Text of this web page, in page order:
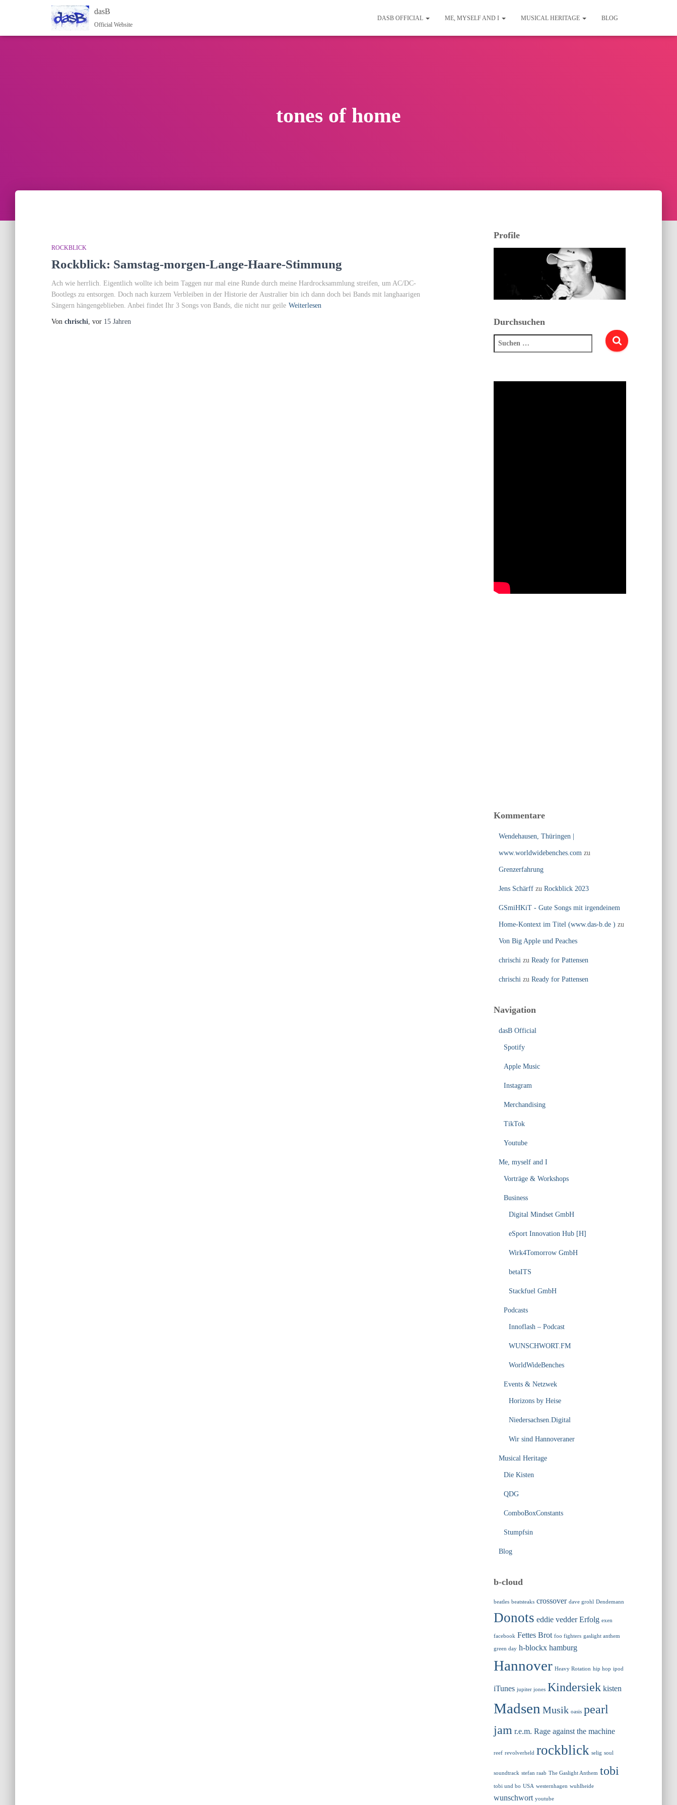
dasB
Official Website
DASB OFFICIAL ME, MYSELF AND I MUSICAL HERITAGE BLOG
tones of home
ROCKBLICK
Rockblick: Samstag-morgen-Lange-Haare-Stimmung
Ach wie herrlich. Eigentlich wollte ich beim Taggen nur mal eine Runde durch meine Hardrocksammlung streifen, um AC/DC-
Bootlegs zu entsorgen. Doch nach kurzem Verbleiben in der Historie der Australier bin ich dann doch bei Bands mit langhaarigen
Sängern hängengeblieben. Anbei findet Ihr 3 Songs von Bands, die nicht nur geile Weiterlesen
Von chrischi, vor 15 Jahren
Profile
Durchsuchen
Suchen
nach:
Kommentare
Wendehausen, Thüringen |
www.worldwidebenches.com zu
Grenzerfahrung
Jens Schärffzu Rockblick 2023
GSmiHKiT - Gute Songs mit irgendeinem
Home-Kontext im Titel (www.das-b.de ) zu
Von Big Apple und Peaches
chrischi zu Ready for Pattensen
chrischi zu Ready for Pattensen
Navigation
dasB Official
Spotify
Apple Music
Instagram
Merchandising
TikTok
Youtube
Me, myself and I
Vorträge & Workshops
Business
Digital Mindset GmbH
eSport Innovation Hub [H]
Wirk4Tomorrow GmbH
betaITS
Stackfuel GmbH
Podcasts
Innoflash – Podcast
WUNSCHWORT.FM
WorldWideBenches
Events & Netzwek
Horizons by Heise
Niedersachsen.Digital
Wir sind Hannoveraner
Musical Heritage
Die Kisten
QDG
ComboBoxConstants
Stumpfsin
Blog
b-cloud
beatles beatsteaks crossover dave grohl Dendemann
Donots eddie vedder Erfolg exen
facebook Fettes Brot foo fighters gaslight anthem
green day h-blockx hamburg
Hannover Heavy Rotation hip hop ipod
iTunes jupiter jones Kindersiek kisten
Madsen Musik oasis pearl
jam r.e.m. Rage against the machine
reef revolverheld rockblick selig soul
soundtrack stefan raab The Gaslight Anthem tobi
tobi und bo USA westernhagen wuhlheide
wunschwort youtube